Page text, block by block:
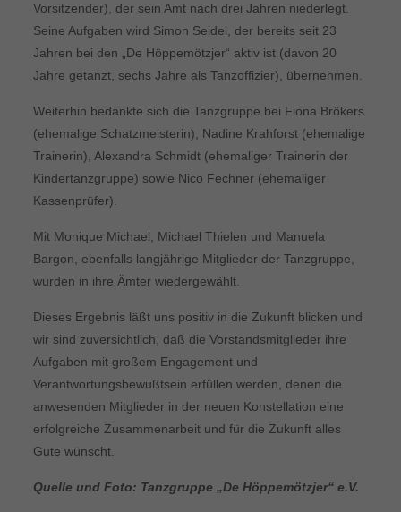
Vorsitzender), der sein Amt nach drei Jahren niederlegt.
Seine Aufgaben wird Simon Seidel, der bereits seit 23
Jahren bei den „De Höppemötzjer“ aktiv ist (davon 20
Jahre getanzt, sechs Jahre als Tanzoffizier), übernehmen.
Weiterhin bedankte sich die Tanzgruppe bei Fiona Brökers
(ehemalige Schatzmeisterin), Nadine Krahforst (ehemalige
Trainerin), Alexandra Schmidt (ehemaliger Trainerin der
Kindertanzgruppe) sowie Nico Fechner (ehemaliger
Kassenprüfer).
Mit Monique Michael, Michael Thielen und Manuela
Bargon, ebenfalls langjährige Mitglieder der Tanzgruppe,
wurden in ihre Ämter wiedergewählt.
Dieses Ergebnis läßt uns positiv in die Zukunft blicken und
wir sind zuversichtlich, daß die Vorstandsmitglieder ihre
Aufgaben mit großem Engagement und
Verantwortungsbewußtsein erfüllen werden, denen die
anwesenden Mitglieder in der neuen Konstellation eine
erfolgreiche Zusammenarbeit und für die Zukunft alles
Gute wünscht.
Quelle und Foto: Tanzgruppe „De Höppemötzjer“ e.V.